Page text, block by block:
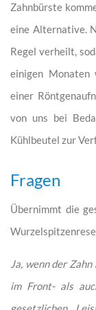
Zahnbürste
eine Alternative.
Regel verheilt,
einigen Monaten
einer
von uns bei
Kühlbeutel zur
Fragen
Übernimmt die
Ja, wenn der
im Front- als